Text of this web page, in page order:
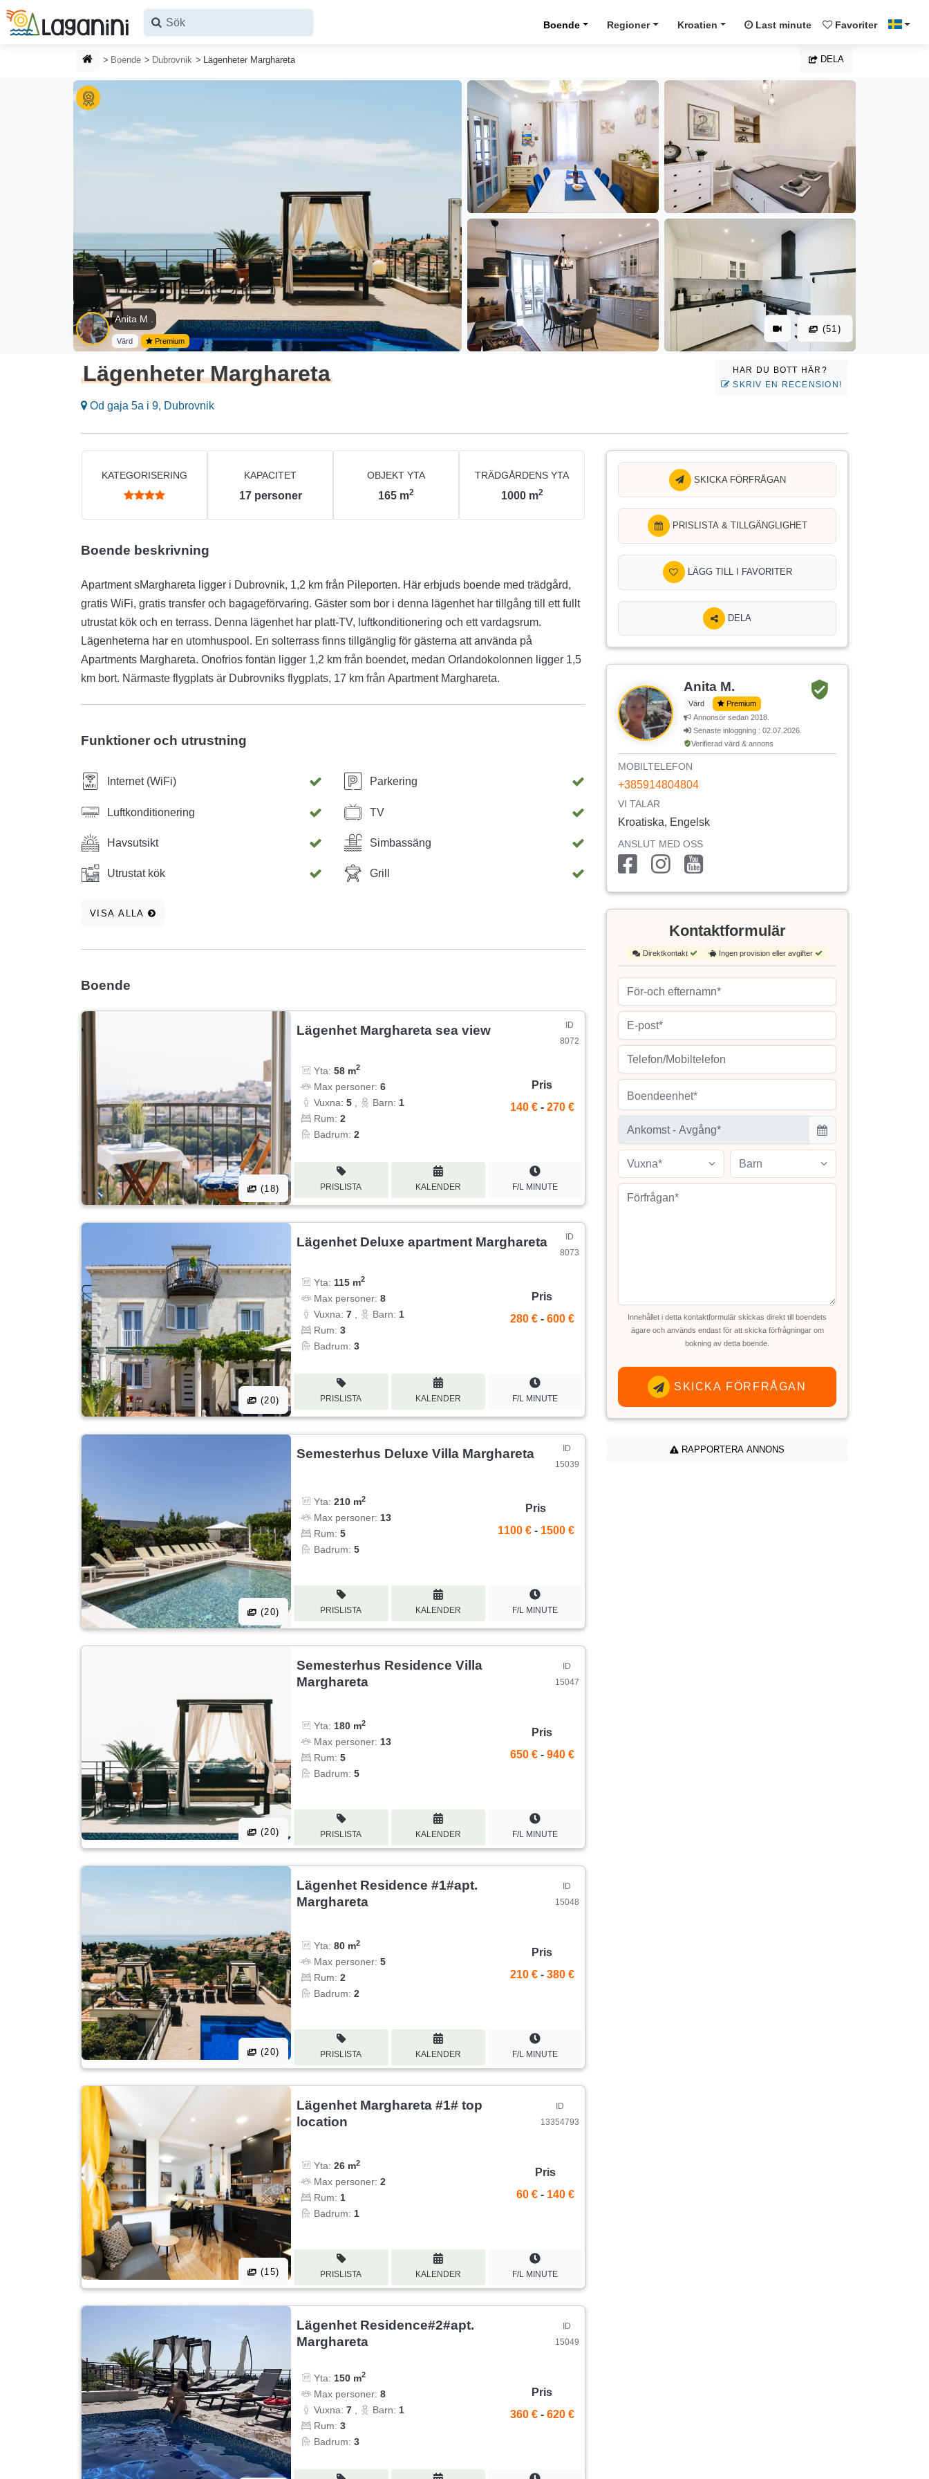
Hoppa till huvudinnehållet
Boende Regioner Kroatien Last minute Favoriter
HEMSIDA
Boende Dubrovnik Lägenheter Marghareta DELA
Anita M .
Värd Premium
(51)
Lägenheter Marghareta
Od gaja 5a i 9, Dubrovnik
HAR DU BOTT HÄR?
SKRIV EN RECENSION!
KATEGORISERING KAPACITET
17 personer
OBJEKT YTA
165 m2
TRÄDGÅRDENS YTA
1000 m2
Boende beskrivning
Apartment sMarghareta ligger i Dubrovnik, 1,2 km från Pileporten. Här erbjuds boende med trädgård,
gratis WiFi, gratis transfer och bagageförvaring. Gäster som bor i denna lägenhet har tillgång till ett fullt
utrustat kök och en terrass. Denna lägenhet har platt-TV, luftkonditionering och ett vardagsrum.
Lägenheterna har en utomhuspool. En solterrass finns tillgänglig för gästerna att använda på
Apartments Marghareta. Onofrios fontän ligger 1,2 km från boendet, medan Orlandokolonnen ligger 1,5
km bort. Närmaste flygplats är Dubrovniks flygplats, 17 km från Apartment Marghareta.
Funktioner och utrustning
Internet (WiFi) Parkering
Luftkonditionering TV
Havsutsikt Simbassäng
Utrustat kök Grill
VISA ALLA
Boende
(18)
Lägenhet Marghareta sea view
ID
8072
Yta:58 m2
Max personer:6
Vuxna:5 Barn: 1
Rum:2
Badrum:2
Pris
140 € - 270 €
PRISLISTA KALENDER F/L MINUTE
(20)
Lägenhet Deluxe apartment Marghareta
ID
8073
Yta: 115 m2
Max personer:8
Vuxna:7 Barn: 1
Rum:3
Badrum:3
Pris
280 € - 600 €
PRISLISTA KALENDER F/L MINUTE
(20)
Semesterhus Deluxe Villa Marghareta
ID
15039
Yta:210 m2
Max personer: 13
Rum:5
Badrum:5
Pris
1100 € - 1500 €
PRISLISTA KALENDER F/L MINUTE
(20)
Semesterhus Residence Villa
Marghareta
ID
15047
Yta: 180 m2
Max personer: 13
Rum:5
Badrum:5
Pris
650 € - 940 €
PRISLISTA KALENDER F/L MINUTE
(20)
Lägenhet Residence #1#apt.
Marghareta
ID
15048
Yta:80 m2
Max personer:5
Rum:2
Badrum:2
Pris
210 € - 380 €
PRISLISTA KALENDER F/L MINUTE
(15)
Lägenhet Marghareta #1# top
location
ID
13354793
Yta:26 m2
Max personer:2
Rum: 1
Badrum: 1
Pris
60 € - 140 €
PRISLISTA KALENDER F/L MINUTE
Lägenhet Residence#2#apt.
Marghareta
ID
15049
Yta: 150 m2
Max personer:8
Vuxna:7 Barn: 1
Rum:3
Badrum:3
Pris
360 € - 620 €
SKICKA FÖRFRÅGAN
PRISLISTA & TILLGÄNGLIGHET
LÄGG TILL I FAVORITER
DELA
Anita M.
Värd
Premium
Annonsör sedan 2018.
Senaste inloggning : 02.07.2026.
Verifierad värd & annons
MOBILTELEFON
+385914804804
VI TALAR
Kroatiska, Engelsk
ANSLUT MED OSS
Kontaktformulär
Direktkontakt Ingen provision eller avgifter
Boendeenhet*
Vuxna* Barn
Innehållet i detta kontaktformulär skickas direkt till boendets
ägare och används endast för att skicka förfrågningar om
bokning av detta boende.
SKICKA FÖRFRÅGAN
RAPPORTERA ANNONS